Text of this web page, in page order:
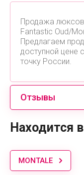
Продажа
Fantastic Oud/
Предлагаем
доступной цене
точку России.
Отзывы
Находится
MONTALE